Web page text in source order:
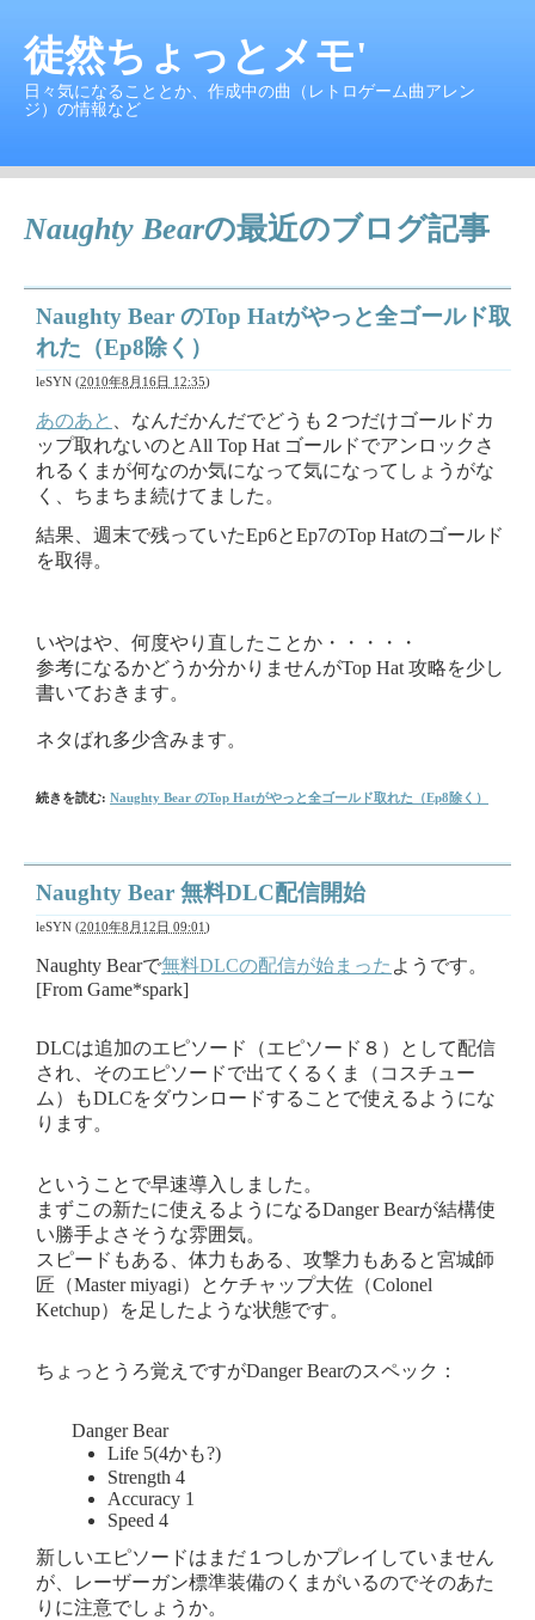
徒然ちょっとメモ'
日々気になることとか、作成中の曲（レトロゲーム曲アレン
ジ）の情報など
Naughty Bearの最近のブログ記事
Naughty Bear のTop Hatがやっと全ゴールド取
れた（Ep8除く）
leSYN (2010年8月16日 12:35)
あのあと
、なんだかんだでどうも２つだけゴールドカ
ップ取れないのとAll Top Hat ゴールドでアンロックさ
れるくまが何なのか気になって気になってしょうがな
く、ちまちま続けてました。
結果、週末で残っていたEp6とEp7のTop Hatのゴールド
を取得。
いやはや、何度やり直したことか・・・・・
参考になるかどうか分かりませんがTop Hat 攻略を少し
書いておきます。
ネタばれ多少含みます。
続きを読む: Naughty Bear のTop Hatがやっと全ゴールド取れた（Ep8除く）
Naughty Bear 無料DLC配信開始
leSYN (2010年8月12日 09:01)
Naughty Bearで無料DLCの配信が始まった ようです。
[From Game*spark]
DLCは追加のエピソード（エピソード８）として配信
され、そのエピソードで出てくるくま（コスチュー
ム）もDLCをダウンロードすることで使えるようにな
ります。
ということで早速導入しました。
まずこの新たに使えるようになるDanger Bearが結構使
い勝手よさそうな雰囲気。
スピードもある、体力もある、攻撃力もあると宮城師
匠（Master miyagi）とケチャップ大佐（Colonel
Ketchup）を足したような状態です。
ちょっとうろ覚えですがDanger Bearのスペック：
Danger Bear
Life 5(4かも?)
Strength 4
Accuracy 1
Speed 4
新しいエピソードはまだ１つしかプレイしていません
が、レーザーガン標準装備のくまがいるのでそのあた
りに注意でしょうか。